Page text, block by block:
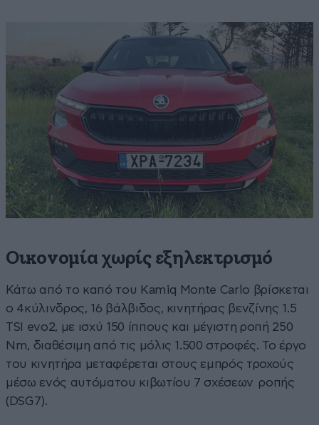
Οικονομία χωρίς εξηλεκτρισμό
Κάτω από το καπό του Kamiq Monte Carlo βρίσκεται
ο 4κύλινδρος, 16 βάλβιδος, κινητήρας βενζίνης 1.5
TSI evo2, με ισχύ 150 ίππους και μέγιστη ροπή 250
Nm, διαθέσιμη από τις μόλις 1.500 στροφές. Το έργο
του κινητήρα μεταφέρεται στους εμπρός τροχούς
μέσω ενός αυτόματου κιβωτίου 7 σχέσεων ροπής
(DSG7).